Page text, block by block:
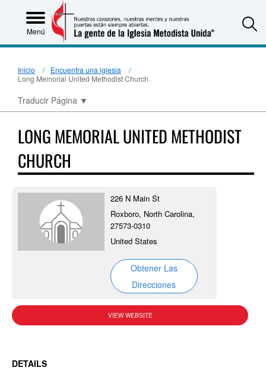
Menú
Inicio
Encuentra una iglesia
Long Memorial United Methodist Church
Traducir Página ▼
LONG MEMORIAL UNITED METHODIST
CHURCH
226 N Main St
Roxboro, North Carolina,
27573-0310
United States
Obtener Las
Direcciones
VIEW WEBSITE
DETAILS